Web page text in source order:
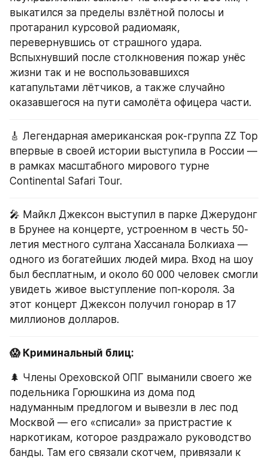
выкатился за пределы взлётной полосы и
протаранил курсовой радиомаяк,
перевернувшись от страшного удара.
Вспыхнувший после столкновения пожар унёс
жизни так и не воспользовавшихся
катапультами лётчиков, а также случайно
оказавшегося на пути самолёта офицера части.
🎸 Легендарная американская рок-группа ZZ Top
впервые в своей истории выступила в России —
в рамках масштабного мирового турне
Continental Safari Tour.
🎤 Майкл Джексон выступил в парке Джерудонг
в Брунее на концерте, устроенном в честь 50-
летия местного султана Хассанала Болкиаха —
одного из богатейших людей мира. Вход на шоу
был бесплатным, и около 60 000 человек смогли
увидеть живое выступление поп-короля. За
этот концерт Джексон получил гонорар в 17
миллионов долларов.
😱 Криминальный блиц:
🌲 Члены Ореховской ОПГ выманили своего же
подельника Горюшкина из дома под
надуманным предлогом и вывезли в лес под
Москвой — его «списали» за пристрастие к
наркотикам, которое раздражало руководство
банды. Там его связали скотчем, привязали к